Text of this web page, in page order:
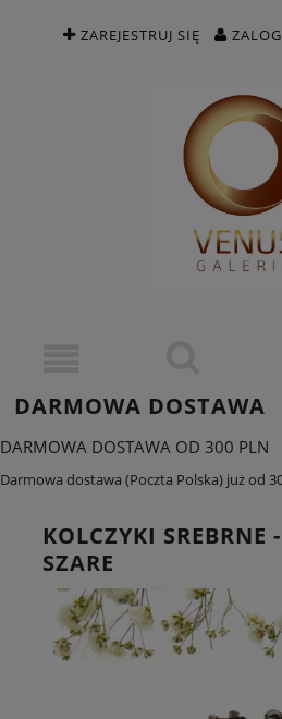
ZAREJESTRUJ SIĘ
DARMOWA DOSTAWA
DARMOWA DOSTAWA OD 300 PLN
Darmowa dostawa (Poczta Polska) już od
KOLCZYKI SREBRNE
SZARE